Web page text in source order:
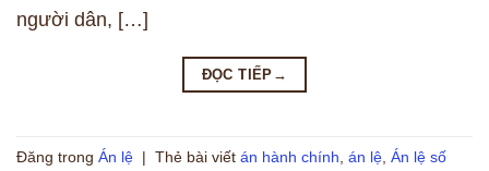
người dân, […]
ĐỌC TIẾP →
Đăng trong Án lệ | Thẻ bài viết án hành chính án lệ Án lệ số